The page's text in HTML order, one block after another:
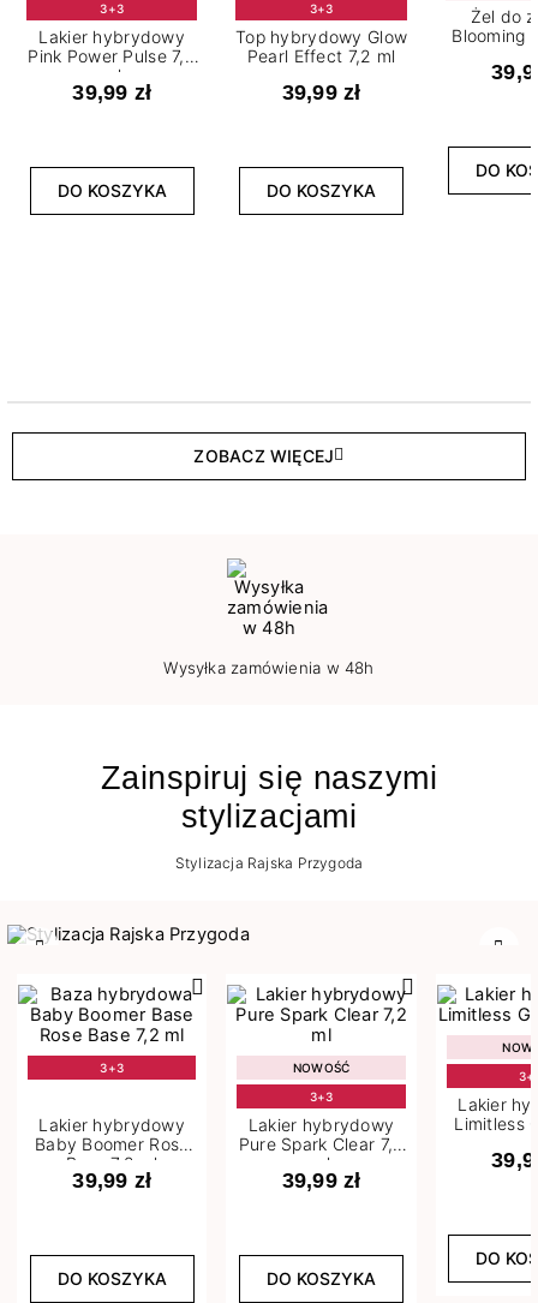
3+3
Lakier hybrydowy
Pink Power Pulse 7,2
ml
39,99 zł
DO KOSZYKA
3+3
Top hybrydowy Glow
Pearl Effect 7,2 ml
39,99 zł
DO KOSZYKA
Żel do
Blooming
DO
ZOBACZ WIĘCEJ
Wysyłka zamówienia w 48h
Zainspiruj się naszymi
stylizacjami
Stylizacja Rajska Przygoda
3+3
Lakier hybrydowy
Baby Boomer Rose
Base 7,2 ml
39,99 zł
DO KOSZYKA
NOWOŚĆ
3+3
Lakier hybrydowy
Pure Spark Clear 7,2
ml
39,99 zł
DO KOSZYKA
Lakier
Limitless
DO